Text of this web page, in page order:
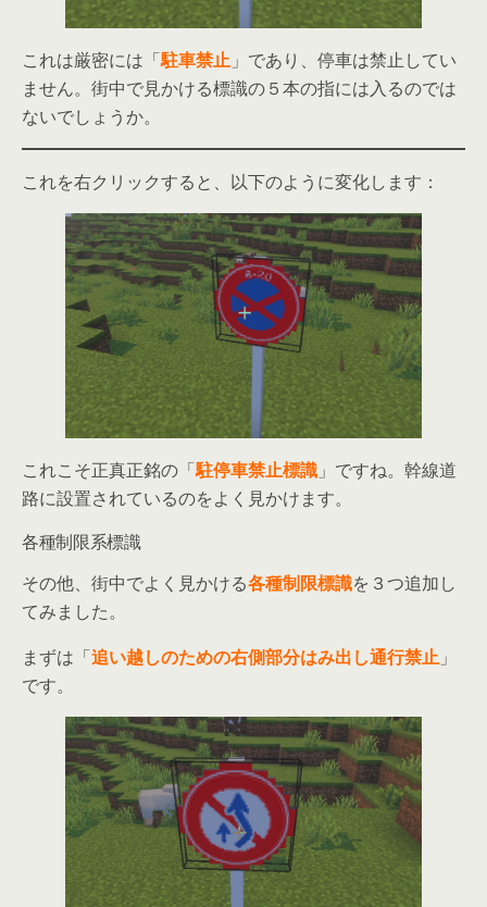
これは厳密には「駐車禁止 」であり、停車は禁止してい
ません。街中で見かける標識の５本の指には入るのでは
ないでしょうか。
これを右クリックすると、以下のように変化します：
これこそ正真正銘の「駐停車禁止標識 」ですね。幹線道
路に設置されているのをよく見かけます。
各種制限系標識
その他、街中でよく見かける各種制限標識を３つ追加し
てみました。
まずは「追い越しのための右側部分はみ出し通行禁止 」
です。